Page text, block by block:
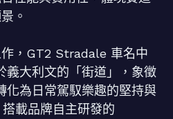
。
，GT2 Stradale 車名中
大利文的「街道」，象徵
為日常駕馭樂趣的堅持與
載品牌自主研發的